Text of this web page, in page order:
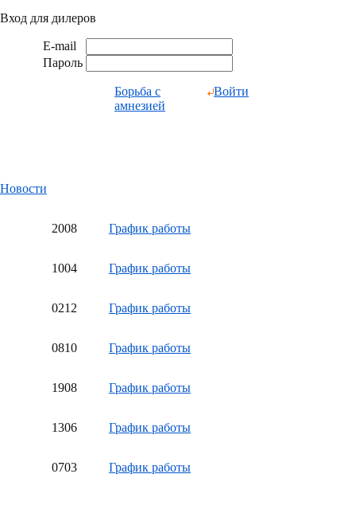
Вход для дилеров
E-mail
Пароль
Борьба с
амнезией
Войти
Новости
2008 График работы
1004 График работы
0212 График работы
0810 График работы
1908 График работы
1306 График работы
0703 График работы